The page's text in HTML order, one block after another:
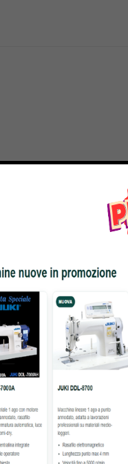
BROTHER
UGKNEXT
389,00€